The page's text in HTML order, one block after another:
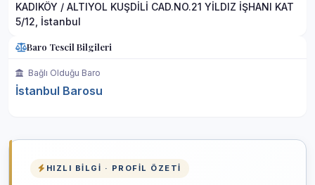
KADIKÖY / ALTIYOL KUŞDİLİ CAD.NO.21 YİLDIZ İŞHANI KAT
5/12, İstanbul
Baro Tescil Bilgileri
Bağlı Olduğu Baro
İstanbul Barosu
HIZLI BILGI · PROFIL ÖZETI